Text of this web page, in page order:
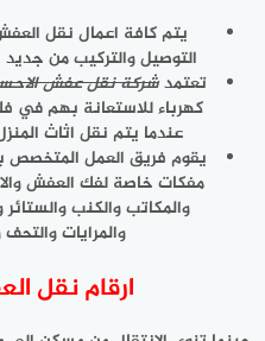
يتم كافة اعمال نقل
التوصيل والتركيب من
تعتمدشركة نقل عفش
كهرباء للاستعانة بهم في فك
عندما يتم نقل اثاث
يقوم فريق العمل المتخصص
مفكات خاصة لفك العفش
والمكاتب والكنب والستائر
والمرايات والتحف
ارقام نقل